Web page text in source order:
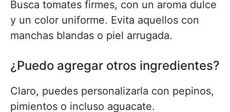
Busca tomates firmes, con un aroma dulce
y un color uniforme. Evita aquellos con
manchas blandas o piel arrugada.
¿Puedo agregar otros ingredientes?
Claro, puedes personalizarla con pepinos,
pimientos o incluso aguacate.